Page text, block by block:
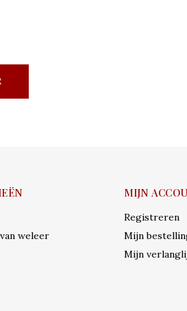
weleer
MIJN
Registreren
Mijn
Mijn